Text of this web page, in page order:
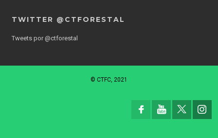
TWITTER @CTFORESTAL
Tweets por @ctforestal
© CTFC, 2021